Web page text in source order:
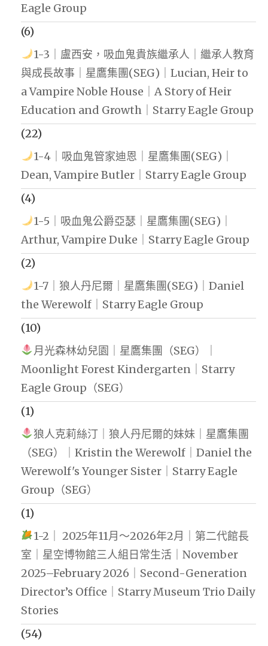
Eagle Group
(6)
1-3｜盧西安，吸血鬼貴族繼承人｜繼承人教育
與成長故事｜星鷹集團(SEG)｜Lucian, Heir to
a Vampire Noble House｜A Story of Heir
Education and Growth｜Starry Eagle Group
(22)
1-4｜吸血鬼管家迪恩｜星鷹集團(SEG)｜
Dean, Vampire Butler｜Starry Eagle Group
(4)
1-5｜吸血鬼公爵亞瑟｜星鷹集團(SEG)｜
Arthur, Vampire Duke｜Starry Eagle Group
(2)
1-7｜狼人丹尼爾｜星鷹集團(SEG)｜Daniel
the Werewolf｜Starry Eagle Group
(10)
月光森林幼兒園｜星鷹集團（SEG）｜
Moonlight Forest Kindergarten｜Starry
Eagle Group（SEG）
(1)
狼人克莉絲汀｜狼人丹尼爾的妹妹｜星鷹集團
（SEG）｜Kristin the Werewolf｜Daniel the
Werewolf's Younger Sister｜Starry Eagle
Group（SEG）
(1)
1-2｜ 2025年11月～2026年2月｜第二代館長
室｜星空博物館三人組日常生活｜November
2025–February 2026｜Second-Generation
Director’s Office｜Starry Museum Trio Daily
Stories
(54)